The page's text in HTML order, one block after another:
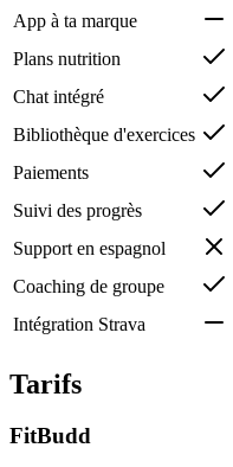
App à ta marque
Plans nutrition
Chat intégré
Bibliothèque d'exercices
Paiements
Suivi des progrès
Support en espagnol
Coaching de groupe
Intégration Strava
Tarifs
FitBudd